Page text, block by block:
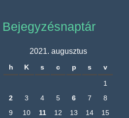
Bejegyzésnaptár
2021. augusztus
h K s c p s v
1
2
3 4 5 6 7
8
9
10 11 12 13 14
15